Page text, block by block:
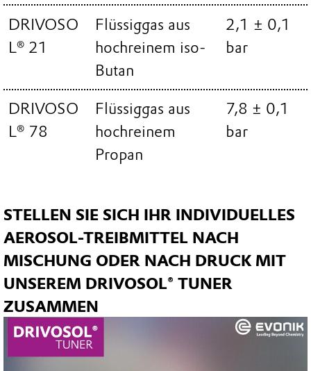
DRIVOSO
L 21
Flüssiggas aus
hochreinem iso-
Butan
2,1 ± 0,1
bar
DRIVOSO
L 78
Flüssiggas aus
hochreinem
Propan
7,8 ± 0,1
bar
STELLEN SIE SICH IHR INDIVIDUELLES
AEROSOL-TREIBMITTEL NACH
MISCHUNG ODER NACH DRUCK MIT
UNSEREM DRIVOSOL® TUNER
ZUSAMMEN